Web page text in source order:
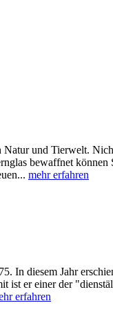
Natur und Tierwelt.
bewaffnet können
mehr erfahren
In diesem Jahr
ist er einer der
erfahren